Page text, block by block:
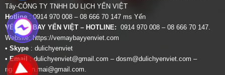
Tây-CÔNG TY TNHH DU LỊCH YẾN VIỆT
Hotline : 0914 970 008 – 08 666 70 147 ms Yến
VÉ MÁY BAY YẾN VIỆT – HOTLINE: 0914 970 008 – 08 666 70 147.
Website:https://vemaybayyenviet.com
• Skype : dulichyenviet
• Email :dulichyenviet@gmail.com – dosm@dulichyenviet.com –
ngan.phan.mai@gmail.com